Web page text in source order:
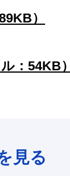
）
：54KB）
見る